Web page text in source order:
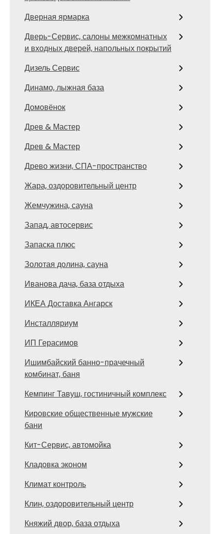
Дверная ярмарка
Дверь-Сервис, салоны межкомнатных
и входных дверей, напольных покрытий
Дизель Сервис
Динамо, лыжная база
Домовёнок
Древ & Мастер
Древ & Мастер
Древо жизни, СПА-пространство
Жара, оздоровительный центр
Жемчужина, сауна
Запад, автосервис
Запаска плюс
Золотая долина, сауна
Иванова дача, база отдыха
ИКЕА Доставка Ангарск
Инсталляриум
ИП Герасимов
Ишимбайский банно-прачечный
комбинат, баня
Кемпинг Тавуш, гостиничный комплекс
Кировские общественные мужские
бани
Кит-Сервис, автомойка
Кладовка эконом
Климат контроль
Клин, оздоровительный центр
Княжий двор, база отдыха